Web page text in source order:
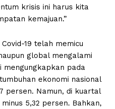
krisis ini harus kita
kemajuan.”
19 telah memicu
global mengalami
pada
ekonomi nasional
persen. Namun, di kuartal
5,32 persen. Bahkan,